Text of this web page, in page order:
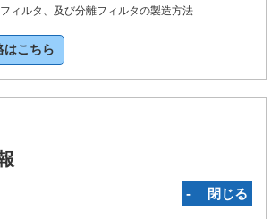
ィルタ、及び分離フィルタの製造方法
はこちら
‐ 閉じる